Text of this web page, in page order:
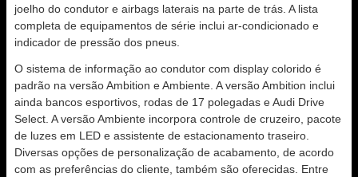
joelho do condutor e airbags laterais na parte de trás. A lista
completa de equipamentos de série inclui ar-condicionado e
indicador de pressão dos pneus.
O sistema de informação ao condutor com display colorido é
padrão na versão Ambition e Ambiente. A versão Ambition inclui
ainda bancos esportivos, rodas de 17 polegadas e Audi Drive
Select. A versão Ambiente incorpora controle de cruzeiro, pacote
de luzes em LED e assistente de estacionamento traseiro.
Diversas opções de personalização de acabamento, de acordo
com as preferências do cliente, também são oferecidas. Entre